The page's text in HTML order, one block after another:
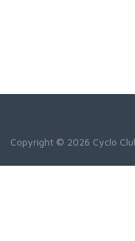
brevet de
Jérôme
Copyright © 2026 Cyclo